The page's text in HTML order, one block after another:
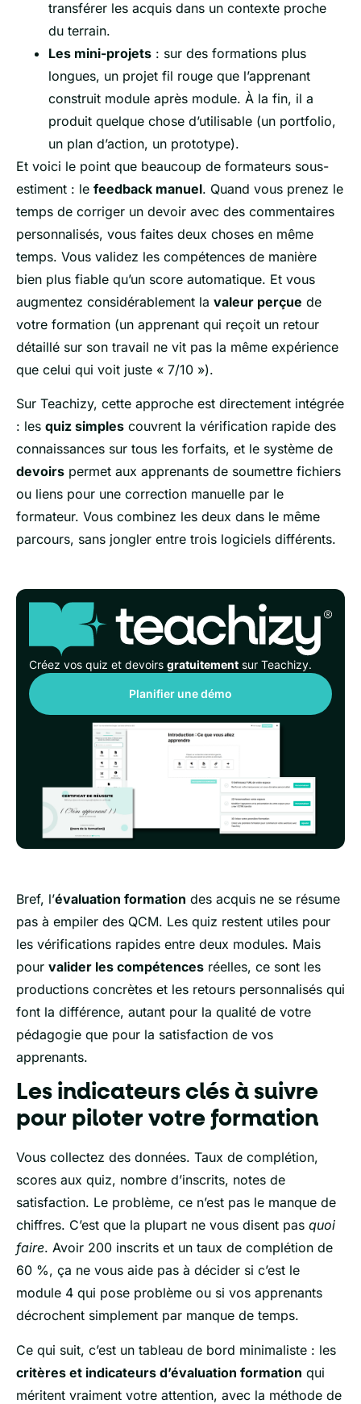
transférer les acquis dans un contexte proche
du terrain.
Les mini-projets : sur des formations plus
longues, un projet fil rouge que l’apprenant
construit module après module. À la fin, il a
produit quelque chose d’utilisable (un portfolio,
un plan d’action, un prototype).
Et voici le point que beaucoup de formateurs sous-
estiment : le feedback manuel. Quand vous prenez le
temps de corriger un devoir avec des commentaires
personnalisés, vous faites deux choses en même
temps. Vous validez les compétences de manière
bien plus fiable qu’un score automatique. Et vous
augmentez considérablement la valeur perçue de
votre formation (un apprenant qui reçoit un retour
détaillé sur son travail ne vit pas la même expérience
que celui qui voit juste « 7/10 »).
Sur Teachizy, cette approche est directement intégrée
: les quiz simples couvrent la vérification rapide des
connaissances sur tous les forfaits, et le système de
devoirs permet aux apprenants de soumettre fichiers
ou liens pour une correction manuelle par le
formateur. Vous combinez les deux dans le même
parcours, sans jongler entre trois logiciels différents.
Créez vos quiz et devoirs gratuitement sur Teachizy.
Planifier une démo
Bref, l’évaluation formation des acquis ne se résume
pas à empiler des QCM. Les quiz restent utiles pour
les vérifications rapides entre deux modules. Mais
pour valider les compétences réelles, ce sont les
productions concrètes et les retours personnalisés qui
font la différence, autant pour la qualité de votre
pédagogie que pour la satisfaction de vos
apprenants.
Les indicateurs clés à suivre
pour piloter votre formation
Vous collectez des données. Taux de complétion,
scores aux quiz, nombre d’inscrits, notes de
satisfaction. Le problème, ce n’est pas le manque de
chiffres. C’est que la plupart ne vous disent pas quoi
faire. Avoir 200 inscrits et un taux de complétion de
60 %, ça ne vous aide pas à décider si c’est le
module 4 qui pose problème ou si vos apprenants
décrochent simplement par manque de temps.
Ce qui suit, c’est un tableau de bord minimaliste : les
critères et indicateurs d’évaluation formation qui
méritent vraiment votre attention, avec la méthode de